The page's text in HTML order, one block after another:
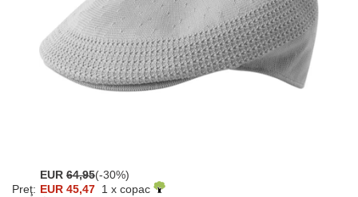
EUR 64,95(-30%)
Preţ: EUR 45,47 1 x copac